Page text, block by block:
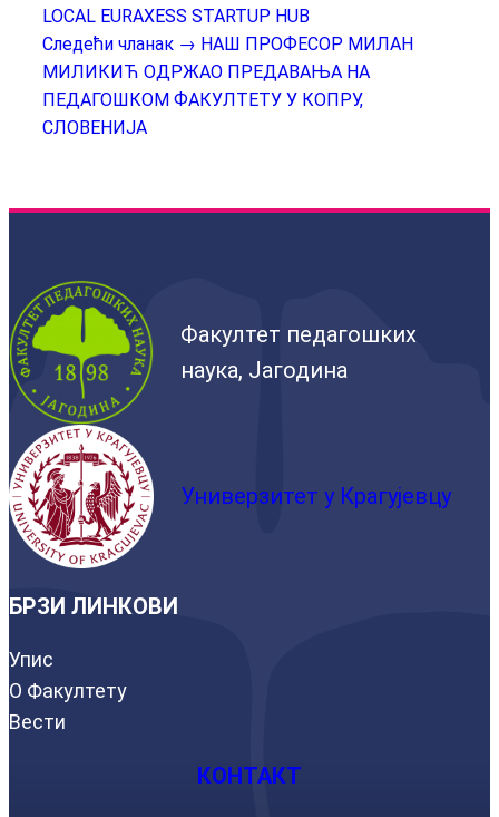
LOCAL EURAXESS STARTUP HUB
Следећи чланак → НАШ ПРОФЕСОР МИЛАН
МИЛИКИЋ ОДРЖАО ПРЕДАВАЊА НА
ПЕДАГОШКОМ ФАКУЛТЕТУ У КОПРУ,
СЛОВЕНИЈА
Факултет педагошких
наука, Јагодина
Универзитет у Крагујевцу
БРЗИ ЛИНКОВИ
Упис
О Факултету
Вести
КОНТАКТ